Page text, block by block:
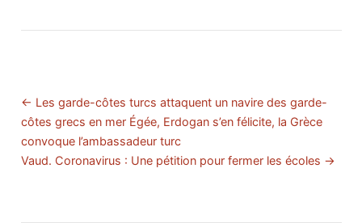
← Les garde-côtes turcs attaquent un navire des garde-
côtes grecs en mer Égée, Erdogan s’en félicite, la Grèce
convoque l’ambassadeur turc
Vaud. Coronavirus : Une pétition pour fermer les écoles →